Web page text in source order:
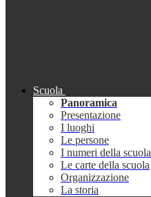
Scuola
Panoramica
Presentazione
I luoghi
Le persone
I numeri della scuola
Le carte della scuola
Organizzazione
La storia